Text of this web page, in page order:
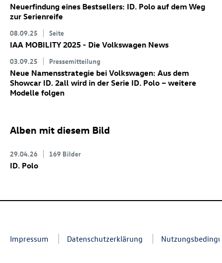
Neuerfindung eines Bestsellers: ID. Polo auf dem Weg
zur Serienreife
08.09.25 Seite
IAA MOBILITY 2025 - Die Volkswagen News
03.09.25 Pressemitteilung
Neue Namensstrategie bei Volkswagen: Aus dem
Showcar ID. 2all wird in der Serie ID. Polo – weitere
Modelle folgen
Alben mit diesem Bild
29.04.26 169 Bilder
ID. Polo
Impressum Datenschutzerklärung